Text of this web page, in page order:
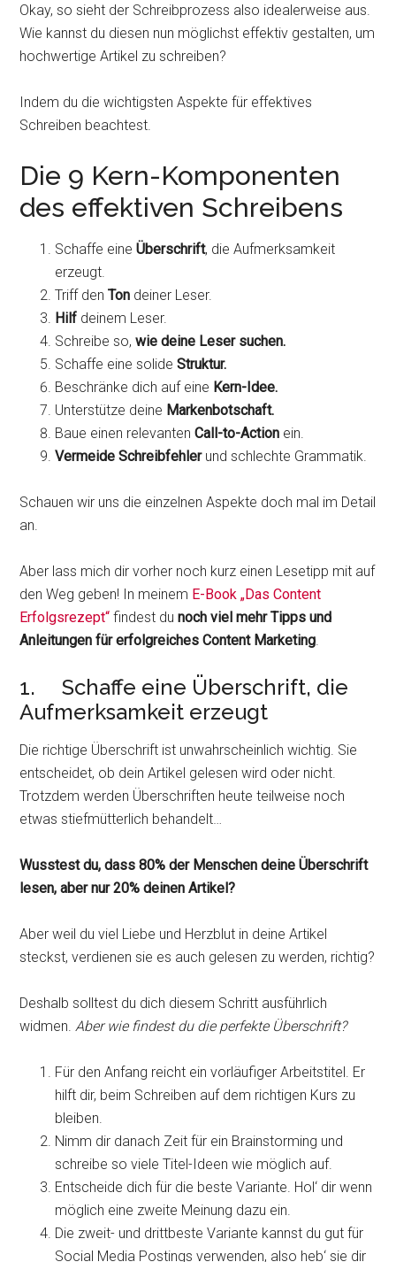
Okay, so sieht der Schreibprozess also idealerweise aus.
Wie kannst du diesen nun möglichst effektiv gestalten, um
hochwertige Artikel zu schreiben?
Indem du die wichtigsten Aspekte für effektives
Schreiben beachtest.
Die 9 Kern-Komponenten
des effektiven Schreibens
Schaffe eineÜberschrift, die Aufmerksamkeit
erzeugt.
Triff den Ton deiner Leser.
Hilf deinem Leser.
Schreibe so,wie deine Leser suchen.
Schaffe eine solideStruktur.
Beschränke dich auf eine Kern-Idee.
Unterstütze deine Markenbotschaft.
Baue einen relevantenCall-to-Action ein.
Vermeide Schreibfehlerund schlechte Grammatik.
Schauen wir uns die einzelnen Aspekte doch mal im Detail
an.
Aber lass mich dir vorher noch kurz einen Lesetipp mit auf
den Weg geben! In meinem E-Book „Das Content
Erfolgsrezept“ findest dunoch viel mehr Tipps und
Anleitungen für erfolgreiches Content Marketing
1. Schaffe eine Überschrift, die
Aufmerksamkeit erzeugt
Die richtige Überschrift ist unwahrscheinlich wichtig. Sie
entscheidet, ob dein Artikel gelesen wird oder nicht.
Trotzdem werden Überschriften heute teilweise noch
etwas stiefmütterlich behandelt…
Wusstest du, dass 80% der Menschen deine Überschrift
lesen, aber nur 20% deinen Artikel?
Aber weil du viel Liebe und Herzblut in deine Artikel
steckst, verdienen sie es auch gelesen zu werden, richtig?
Deshalb solltest du dich diesem Schritt ausführlich
widmen. Aber wie findest du die perfekte Überschrift?
Für den Anfang reicht ein vorläufiger Arbeitstitel. Er
hilft dir, beim Schreiben auf dem richtigen Kurs zu
bleiben.
Nimm dir danach Zeit für ein Brainstorming und
schreibe so viele Titel-Ideen wie möglich auf.
Entscheide dich für die beste Variante. Hol‘ dir wenn
möglich eine zweite Meinung dazu ein.
Die zweit- und drittbeste Variante kannst du gut für
Social Media Postings verwenden, also heb‘ sie dir